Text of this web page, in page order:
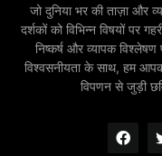
जो दुनिया भर की ताज़ा और
दर्शकों को विभिन्न विषयों पर
निष्कर्ष और व्यापक विश्लेषण
विश्वसनीयता के साथ, हम
विपणन से जुड़ी